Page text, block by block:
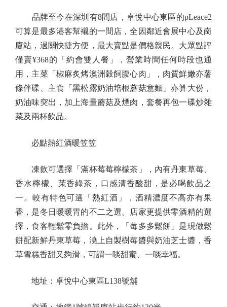
品牌至今在深圳有8間店，卓悅中心東區的pLeace2
可算是最多港客幫襯的一間店，全因鄰近會展中心及崗
廈站，過關快捷方便，最大賣點是價格親民。大眾點評
僅賣¥368的「約會雙人餐」，營業時間任何時段也通
用，主菜「椒麻炙烤澳洲穀飼腹心肉」，肉質鮮嫩亦薯
條伴碟、主食「黑松露奶油培根蘑菇意麵」亦算大份，
奶油味突出，加上海量蘑菇及煙肉，套餐再包一碟炒雜
菜及兩杯飲品。
必點熱紅酒暖笠笠
凍飲可選擇「滿杯莓莓檸檬茶」，內有丹東草莓、
香水檸檬、茉香綠茶，口感清香酸甜，是必喝飲品之
一。較有特色可選「熱紅酒」，酒精濃度不高亦有果
香，是冬日暖暖胃的不二之選。店家更提供零酒精的選
擇，食客輕鬆零負擔。此外，「莓多多鬆餅」是現做鬆
餅配新鮮丹東草莓，澆上自製樹莓醬與奶油芝士醬，香
草雪糕香甜又夠滑，可謂一啖甜蜜、一啖幸福。
地址：卓悅中心東區L138號舖